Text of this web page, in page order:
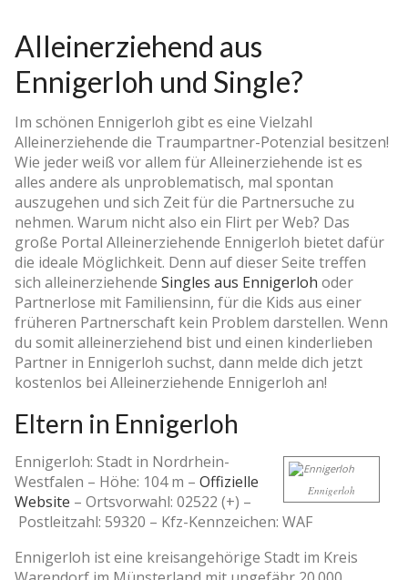
Alleinerziehend aus
Ennigerloh und Single?
Im schönen Ennigerloh gibt es eine Vielzahl
Alleinerziehende die Traumpartner-Potenzial besitzen!
Wie jeder weiß vor allem für Alleinerziehende ist es
alles andere als unproblematisch, mal spontan
auszugehen und sich Zeit für die Partnersuche zu
nehmen. Warum nicht also ein Flirt per Web? Das
große Portal Alleinerziehende Ennigerloh bietet dafür
die ideale Möglichkeit. Denn auf dieser Seite treffen
sich alleinerziehende Singles aus Ennigerloh oder
Partnerlose mit Familiensinn, für die Kids aus einer
früheren Partnerschaft kein Problem darstellen. Wenn
du somit alleinerziehend bist und einen kinderlieben
Partner in Ennigerloh suchst, dann melde dich jetzt
kostenlos bei Alleinerziehende Ennigerloh an!
Eltern in Ennigerloh
Ennigerloh
Ennigerloh: Stadt in Nordrhein-
Westfalen – Höhe: 104 m – Offizielle
Website – Ortsvorwahl: 02522 (+) –
Postleitzahl: 59320 – Kfz-Kennzeichen: WAF
Ennigerloh ist eine kreisangehörige Stadt im Kreis